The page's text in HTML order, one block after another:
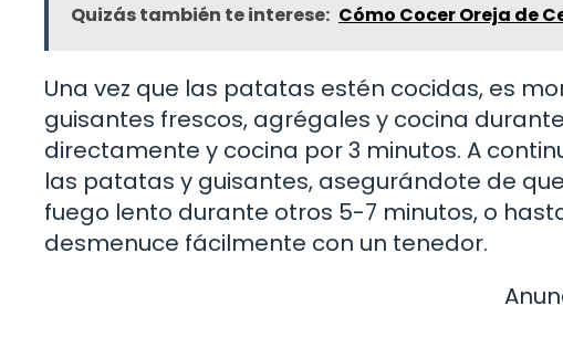
Quizás también te interese: Cómo Cocer Oreja de
Una vez que las patatas estén cocidas, es
guisantes frescos, agrégales y cocina
directamente y cocina por 3 minutos. A
las patatas y guisantes, asegurándote de
fuego lento durante otros 5-7 minutos, o
desmenuce fácilmente con un tenedor.